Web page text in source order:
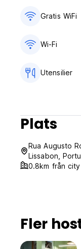
Gratis WiFi
Wi-Fi
Utensilier
Plats
Rua Augusto
Lissabon,
0.8km från city
Fler